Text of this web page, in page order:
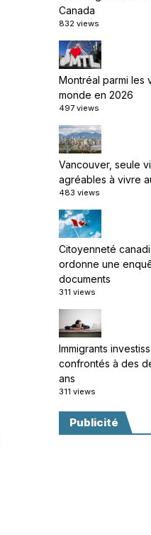
Canada
832 views
Montréal parmi les
monde en 2026
497 views
Vancouver, seule
agréables à vivre
483 views
Citoyenneté
ordonne une
documents
311 views
Immigrants
confrontés à des
ans
311 views
Publicité